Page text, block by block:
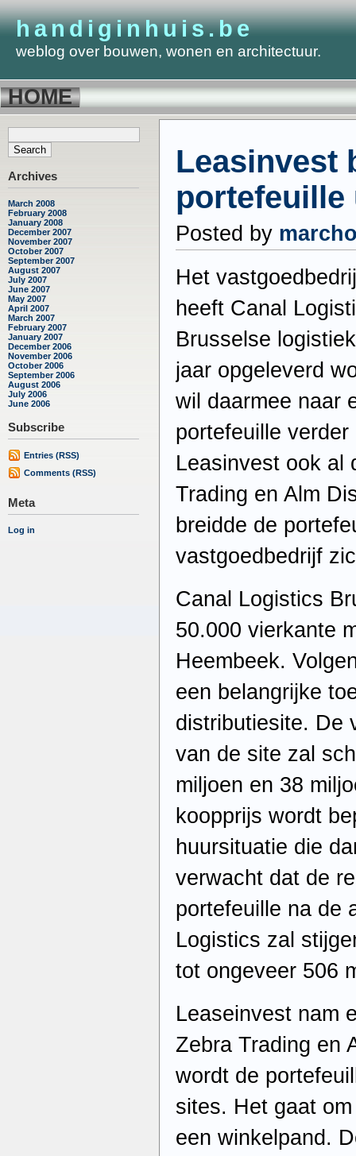
handiginhuis.be
weblog over bouwen, wonen en architectuur.
HOME
Archives
March 2008
February 2008
January 2008
December 2007
November 2007
October 2007
September 2007
August 2007
July 2007
June 2007
May 2007
April 2007
March 2007
February 2007
January 2007
December 2006
November 2006
October 2006
September 2006
August 2006
July 2006
June 2006
Subscribe
Entries (RSS)
Comments (RSS)
Meta
Log in
Leasinvest
portefeuille
Posted by
Het
heeft Canal
Brusselse
jaar opgeleverd
wil daarmee naar
portefeuille
Leasinvest ook al
Trading en Alm
breidde de
vastgoedbedrijf
Canal Logistics
50.000 vierkante
Heembeek.
een belangrijke
distributiesite. De
van de site zal
miljoen en 38
koopprijs wordt
huursituatie die
verwacht dat de
portefeuille na de
Logistics zal
tot ongeveer 506
Leaseinvest nam
Zebra Trading en
wordt de
sites. Het gaat
een winkelpand.